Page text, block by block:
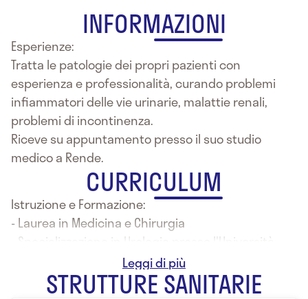
INFORMAZIONI
Esperienze:
Tratta le patologie dei propri pazienti con
esperienza e professionalità, curando problemi
infiammatori delle vie urinarie, malattie renali,
problemi di incontinenza.
Riceve su appuntamento presso il suo studio
medico a Rende.
CURRICULUM
Istruzione e Formazione:
- Laurea in Medicina e Chirurgia
- Specializzazione in Urologia presso l'Università
degli Studi di Firenze
STRUTTURE SANITARIE